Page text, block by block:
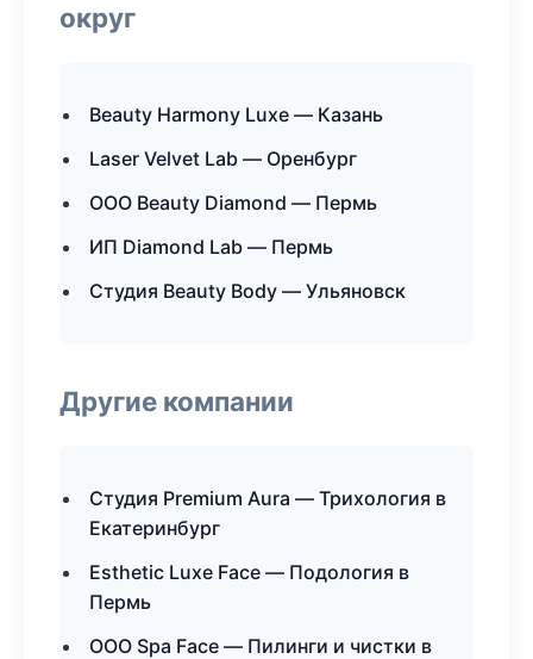
округ
Beauty Harmony Luxe — Казань
Laser Velvet Lab — Оренбург
ООО Beauty Diamond — Пермь
ИП Diamond Lab — Пермь
Студия Beauty Body — Ульяновск
Другие компании
Студия Premium Aura — Трихология в
Екатеринбург
Esthetic Luxe Face — Подология в
Пермь
ООО Spa Face — Пилинги и чистки в